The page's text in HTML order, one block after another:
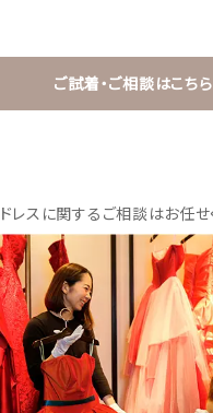
ご試着・ご相談はこちら
ドレスに関するご相談はお任せ